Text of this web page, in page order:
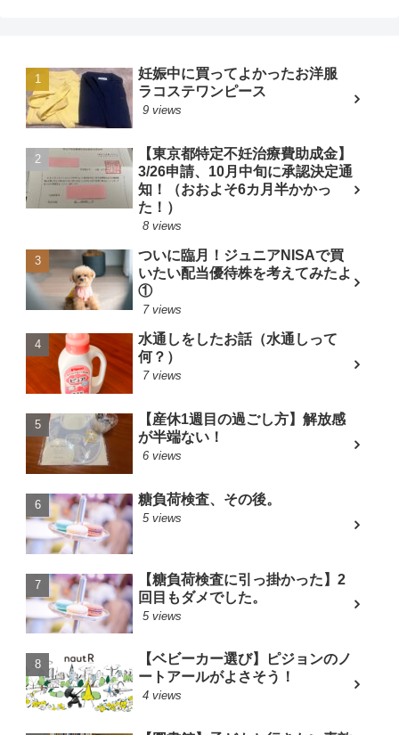
妊娠中に買ってよかったお洋服
ラコステワンピース
9 views
【東京都特定不妊治療費助成金】
3/26申請、10月中旬に承認決定通
知！（おおよそ6カ月半かかっ
た！）
8 views
ついに臨月！ジュニアNISAで買
いたい配当優待株を考えてみたよ
①
7 views
水通しをしたお話（水通しって
何？）
7 views
【産休1週目の過ごし方】解放感
が半端ない！
6 views
糖負荷検査、その後。
5 views
【糖負荷検査に引っ掛かった】2
回目もダメでした。
5 views
【ベビーカー選び】ピジョンのノ
ートアールがよさそう！
4 views